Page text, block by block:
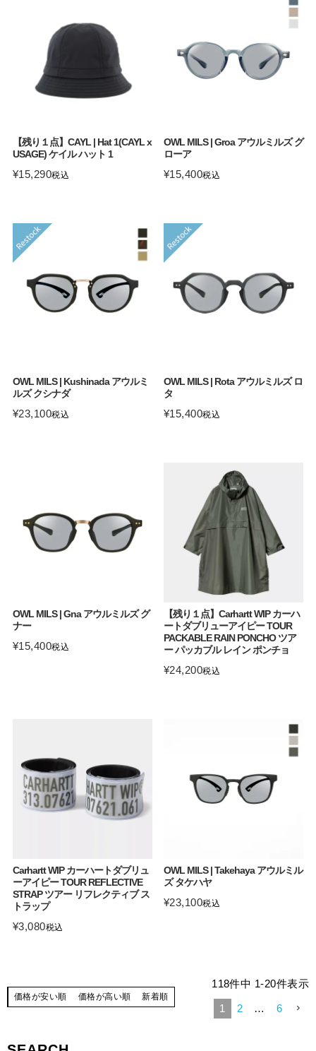
【残り１点】CAYL | Hat 1(CAYL x
USAGE) ケイル ハット 1
¥15,290税込
OWL MILS | Groa アウルミルズ グ
ローア
¥15,400税込
OWL MILS | Kushinada アウルミ
ルズ クシナダ
¥23,100税込
OWL MILS | Rota アウルミルズ ロ
タ
¥15,400税込
OWL MILS | Gna アウルミルズ グ
ナー
¥15,400税込
【残り１点】Carhartt WIP カーハ
ートダブリューアイピー TOUR
PACKABLE RAIN PONCHO ツア
ー パッカブル レイン ポンチョ
¥24,200税込
Carhartt WIP カーハートダブリュ
ーアイピー TOUR REFLECTIVE
STRAP ツアー リフレクティブ ス
トラップ
¥3,080税込
OWL MILS | Takehaya アウルミル
ズ タケハヤ
¥23,100税込
価格が安い順 価格が高い順 新着順
118件中 1-20件表示
1 2 … 6